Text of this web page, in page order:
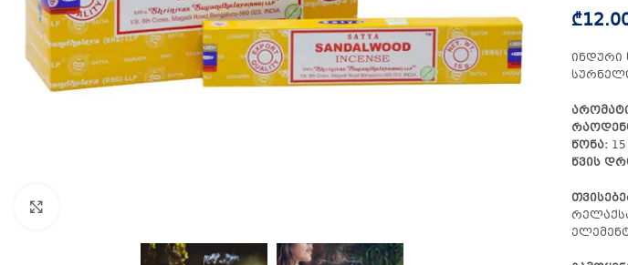
₾
ინდური
წონა:15
წვის